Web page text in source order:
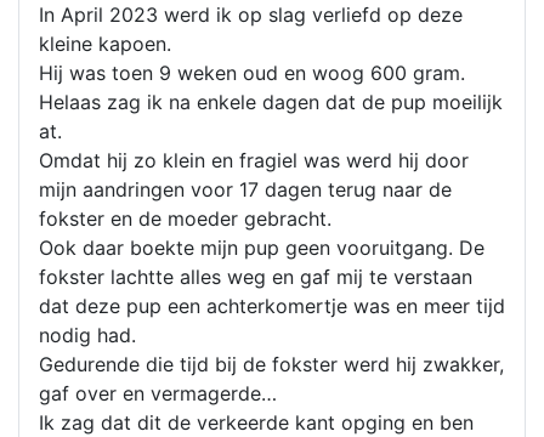
In April 2023 werd ik op slag verliefd op deze
kleine kapoen.
Hij was toen 9 weken oud en woog 600 gram.
Helaas zag ik na enkele dagen dat de pup moeilijk
at.
Omdat hij zo klein en fragiel was werd hij door
mijn aandringen voor 17 dagen terug naar de
fokster en de moeder gebracht.
Ook daar boekte mijn pup geen vooruitgang. De
fokster lachtte alles weg en gaf mij te verstaan
dat deze pup een achterkomertje was en meer tijd
nodig had.
Gedurende die tijd bij de fokster werd hij zwakker,
gaf over en vermagerde…
Ik zag dat dit de verkeerde kant opging en ben